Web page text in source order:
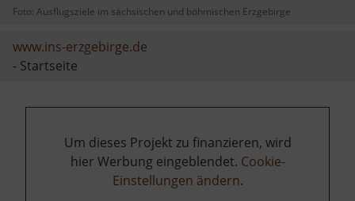
Foto: Ausflugsziele im sächsischen und böhmischen Erzgebirge
www.ins-erzgebirge.de
- Startseite
Um dieses Projekt zu finanzieren, wird
hier Werbung eingeblendet. Cookie-
Einstellungen ändern.